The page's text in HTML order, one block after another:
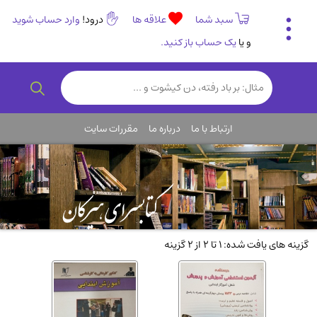
سبد شما علاقه ها درود! وارد حساب شوید
و یایک حساب باز کنید.
تاریخی و فرهنگی
(838)
رمان و داستان ایرانی(307)
روانشناسی(357)
انگلیسی و زبان خارجی(14)
کودکان و نوجوانان(76)
کتب نادر و کمیاب(19)
روانشناسی(112)
طب گیاهی و سنتی(45)
فلسفه و جامعه شناسی(151)
ادبیات و شعر(511)
ارتباط با ما درباره ما مقررات سایت
گزینه های یافت شده: 1 تا 2 از 2 گزینه